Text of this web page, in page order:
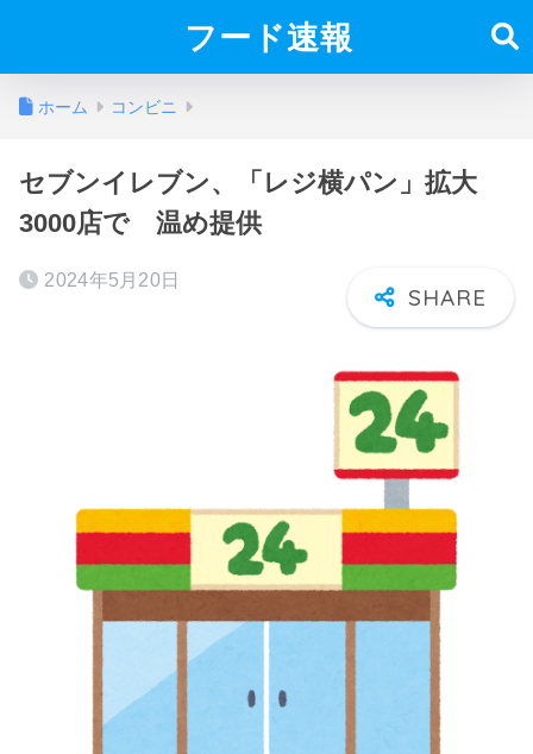
フード速報
ホーム コンビニ
セブンイレブン、「レジ横パン」拡大
3000店で 温め提供
2024年5月20日